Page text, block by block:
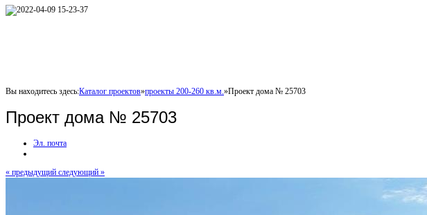
Вы находитесь здесь:Каталог проектов»проекты 200-260 кв.м. »Проект дома № 25703
Проект дома № 25703
Эл. почта
« предыдущий следующий »